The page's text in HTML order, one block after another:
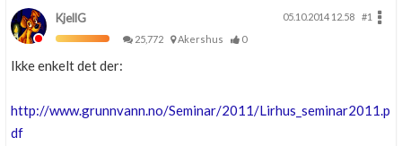
KjellG 05.10.2014 12.58
#1
25,772
Akershus 0
Ikke enkelt det der:
http://www.grunnvann.no/Seminar/2011/Lirhus_seminar2011.p
df